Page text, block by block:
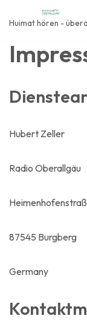
Inhalt
springen
Huimat hören -
Hubert Zeller
Radio Oberallgäu
87545 Burgberg
Germany